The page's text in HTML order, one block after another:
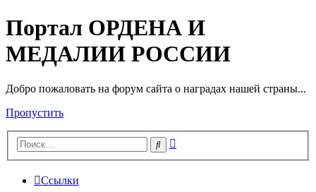
Портал ОРДЕНА И
МЕДАЛИИ РОССИИ
Добро пожаловать на форум сайта о наградах нашей страны...
Пропустить
Поиск
Ссылки